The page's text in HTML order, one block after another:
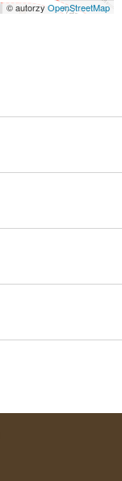
© autorzyOpenStreetMap